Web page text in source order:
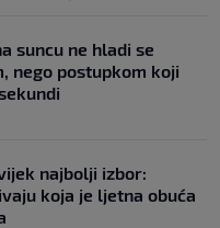
suncu ne hladi se
nego postupkom koji
najbolji izbor:
koja je ljetna obuća